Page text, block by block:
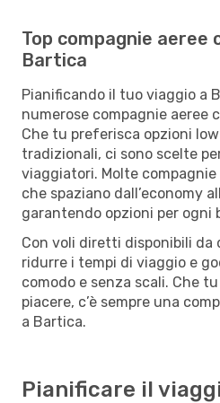
Top compagnie
Bartica
Pianificando il tuo viaggio a
numerose compagnie aeree
Che tu preferisca opzioni
tradizionali, ci sono scelte
viaggiatori. Molte
che spaziano dall’economy
garantendo opzioni per ogni
Con voli diretti disponibili da
ridurre i tempi di viaggio e
comodo e senza scali. Che
piacere, c’è sempre una
a Bartica.
Pianificare il